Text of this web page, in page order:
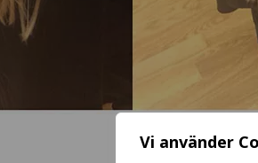
Vi använder